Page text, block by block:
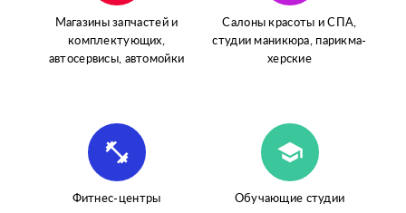
Магазины запчастей и
комплектующих,
автосервисы, автомойки
Салоны красоты и СПА,
студии маникюра, парикма-
херские
fitness_center
Фитнес-центры
school
Обучающие студии